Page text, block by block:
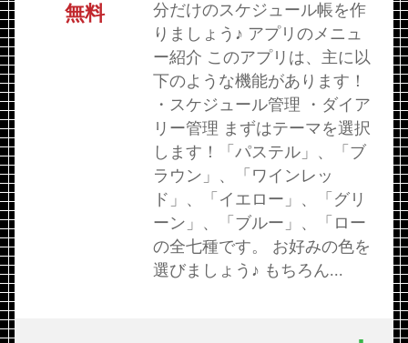
分だけのスケジュール帳を作
りましょう♪ アプリのメニュ
ー紹介 このアプリは、主に以
下のような機能があります！
・スケジュール管理 ・ダイア
リー管理 まずはテーマを選択
します！「パステル」、「ブ
ラウン」、「ワインレッ
ド」、「イエロー」、「グリ
ーン」、「ブルー」、「ロー
の全七種です。 お好みの色を
選びましょう♪ もちろん...
無料